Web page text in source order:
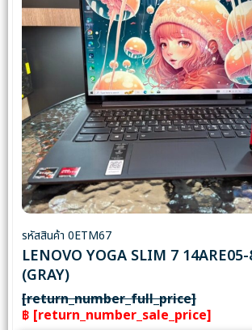
รหัสสินค้า 0ETM67
LENOVO YOGA SLIM 7
(GRAY)
[return_number_full_price]
฿ [return_number_sale_price]